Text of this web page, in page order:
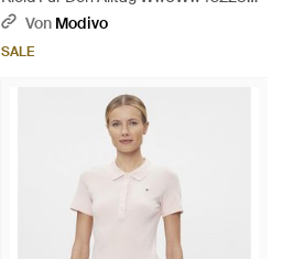
Slim Fit - Gelb
Von Modivo
SALE